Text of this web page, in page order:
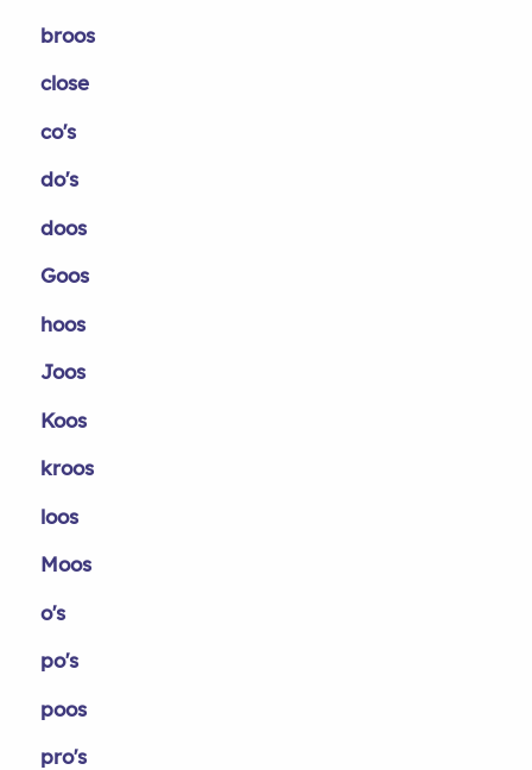
broos
close
co's
do's
doos
Goos
hoos
Joos
Koos
kroos
loos
Moos
o's
po's
poos
pro's